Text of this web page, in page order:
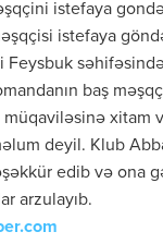
istefaya
istefaya
Feysbuk
baş
xitam
deyil. Klub
edib və ona
arzulayıb.